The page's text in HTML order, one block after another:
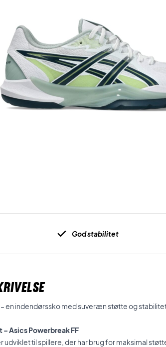
God stabilitet
en indendørssko med suveræn støtte og
Asics Powerbreak FF
udviklet til spillere, der har brug for maksimal